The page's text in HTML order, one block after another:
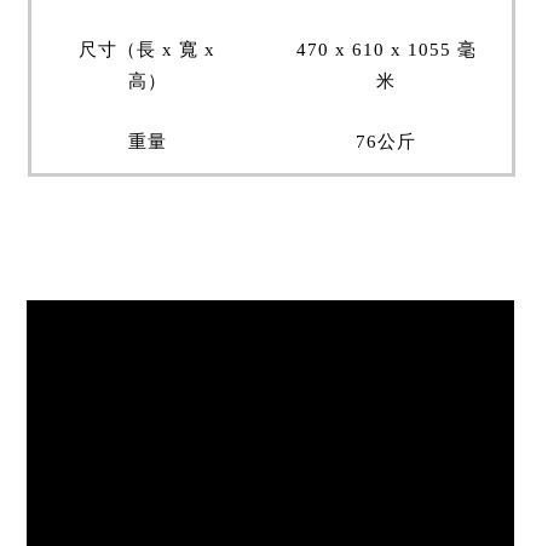
尺寸（長 x 寬 x
高）
470 x 610 x 1055 毫
米
重量 76公斤